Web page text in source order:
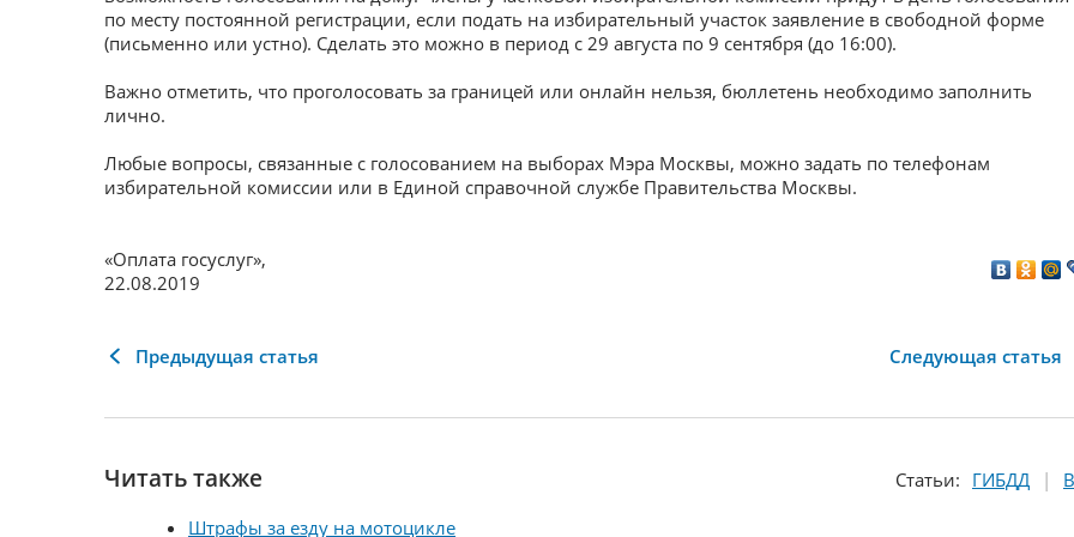
по месту постоянной регистрации, если подать на избирательный участок заявление в свободной форме
(письменно или устно). Сделать это можно в период с 29 августа по 9 сентября (до 16:00).
Важно отметить, что проголосовать за границей или онлайн нельзя, бюллетень необходимо заполнить
лично.
Любые вопросы, связанные с голосованием на выборах Мэра Москвы, можно задать по телефонам
избирательной комиссии или в Единой справочной службе Правительства Москвы.
«Оплата госуслуг»,
22.08.2019
Предыдущая статья Следующая статья
Читать также Статьи: ГИБДД
Штрафы за езду на мотоцикле